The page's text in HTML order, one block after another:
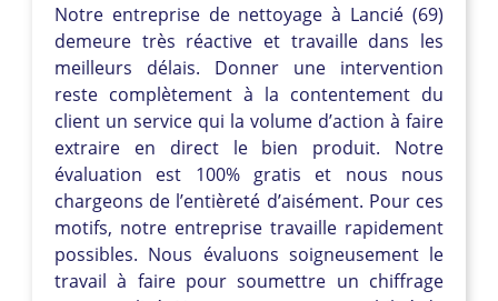
Notre entreprise de nettoyage à Lancié (69)
demeure très réactive et travaille dans les
meilleurs délais. Donner une intervention
reste complètement à la contentement du
client un service qui la volume d’action à faire
extraire en direct le bien produit. Notre
évaluation est 100% gratis et nous nous
chargeons de l’entièreté d’aisément. Pour ces
motifs, notre entreprise travaille rapidement
possibles. Nous évaluons soigneusement le
travail à faire pour soumettre un chiffrage